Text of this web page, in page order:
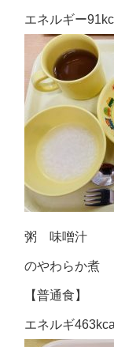
エネルギー
粥 味噌汁 豆
のやわらか煮
【普通食】
エネルギ